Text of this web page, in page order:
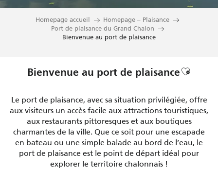
Homepage accueil
Homepage – Plaisance
Port de plaisance du Grand Chalon
Bienvenue au port de plaisance
Bienvenue au port de plaisance
Le port de plaisance, avec sa situation privilégiée, offre
aux visiteurs un accès facile aux attractions touristiques,
aux restaurants pittoresques et aux boutiques
charmantes de la ville. Que ce soit pour une escapade
en bateau ou une simple balade au bord de l’eau, le
port de plaisance est le point de départ idéal pour
explorer le territoire chalonnais !